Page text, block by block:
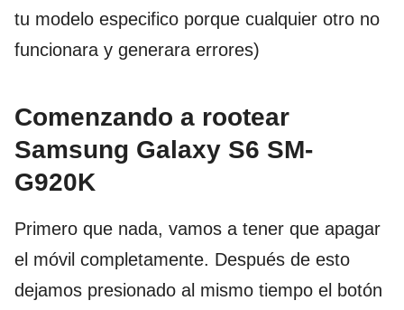
tu modelo especifico porque cualquier otro no
funcionara y generara errores)
Comenzando a rootear
Samsung Galaxy S6 SM-
G920K
Primero que nada, vamos a tener que apagar
el móvil completamente. Después de esto
dejamos presionado al mismo tiempo el botón